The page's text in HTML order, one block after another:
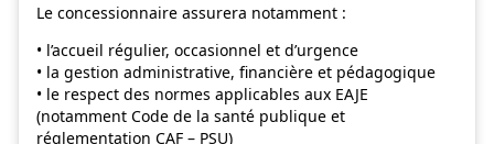
Le concessionnaire assurera notamment :
• l’accueil régulier, occasionnel et d’urgence
• la gestion administrative, financière et pédagogique
• le respect des normes applicables aux EAJE
(notamment Code de la santé publique et
réglementation CAF – PSU)